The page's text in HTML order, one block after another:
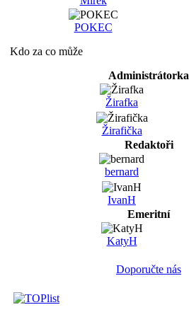
POKEC
Kdo za co může
Administrátorka
Žirafka
Žirafička
Redaktoři
bernard
IvanH
Emeritní
KatyH
Doporučte nás